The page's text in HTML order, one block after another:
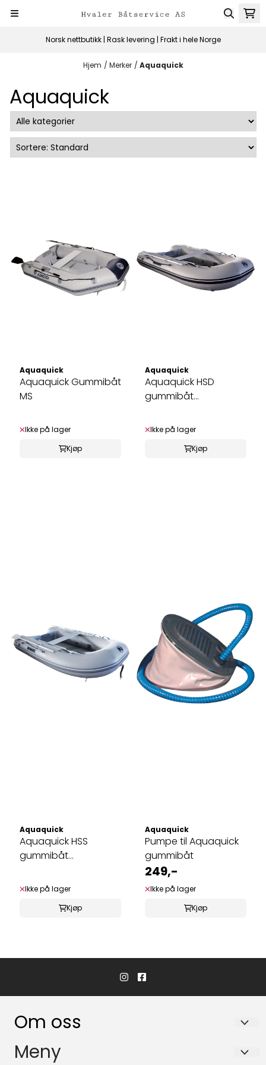
Hopp til innhold
Norsk nettbutikk | Rask levering | Frakt i hele Norge
Hjem / Merker / Aquaquick
Aquaquick
Aquaquick
Aquaquick Gummibåt
MS
Ikke på lager
Kjøp
Aquaquick
Aquaquick HSD
gummibåt
Ikke på lager
Kjøp
Aquaquick
Aquaquick HSS
gummibåt
Ikke på lager
Kjøp
Aquaquick
Pumpe til Aquaquick
gummibåt
249,-
Ikke på lager
Kjøp
Om oss
Hvaler Båtservice AS
Meny